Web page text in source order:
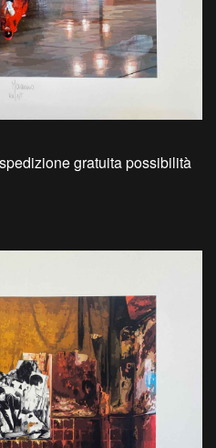
gratuita possibilità